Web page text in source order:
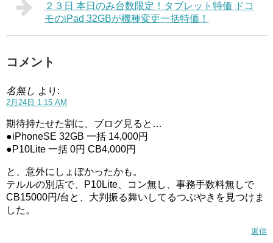
２３日 本日のみ台数限定！タブレット特価 ドコ
モのiPad 32GBが機種変更一括特価！
コメント
名無し より:
2月24日 1:15 AM
期待持たせた割に、ブログ見ると…
●iPhoneSE 32GB 一括 14,000円
●P10Lite 一括 0円 CB4,000円
と、意外にしょぼかったかも。
テルルの別店で、P10Lite、コン無し、事務手数料無しで
CB15000円/台と、大判振る舞いしてるつぶやきを見つけま
した。
返信